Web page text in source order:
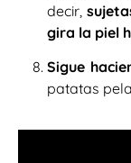
decir,
gira la piel
Sigue
patatas